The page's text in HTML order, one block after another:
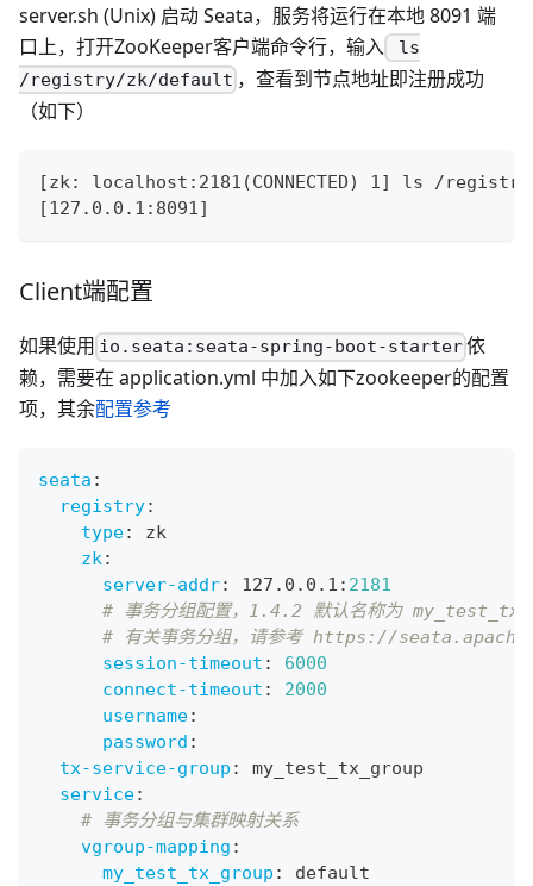
server.sh (Unix) 启动 Seata，服务将运行在本地 8091 端
口上，打开ZooKeeper客户端命令行，输入
ls
/registry/zk/default ，查看到节点地址即注册成功
（如下）
[zk: localhost:2181(CONNECTED) 1] ls /
[127.0.0.1:8091]
Client端配置
如果使用 io.seata:seata-spring-boot-starter依
赖，需要在 application.yml 中加入如下zookeeper的配置
项，其余配置参考
seata :
registry:
type:
zk
zk:
server-addr: 127.0.0.1 : 2181
# 事务分组配置，1.4.2 默认名称为
# 有关事务分组，请参考 https://
session-timeout :
6000
connect-timeout :
2000
username:
password :
tx-service-group :
my_test_tx_group
service:
# 事务分组与集群映射关系
vgroup-mapping :
my_test_tx_group : default